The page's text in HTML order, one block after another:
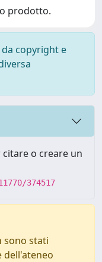
prodotto.
copyright e
o creare un
374517
sono stati
dell'ateneo